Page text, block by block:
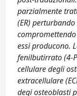
parzialmente
(ER)
essi producono.
fenilbutirrato (4-
cellulare degli
extracellulare
degi osteoblasti